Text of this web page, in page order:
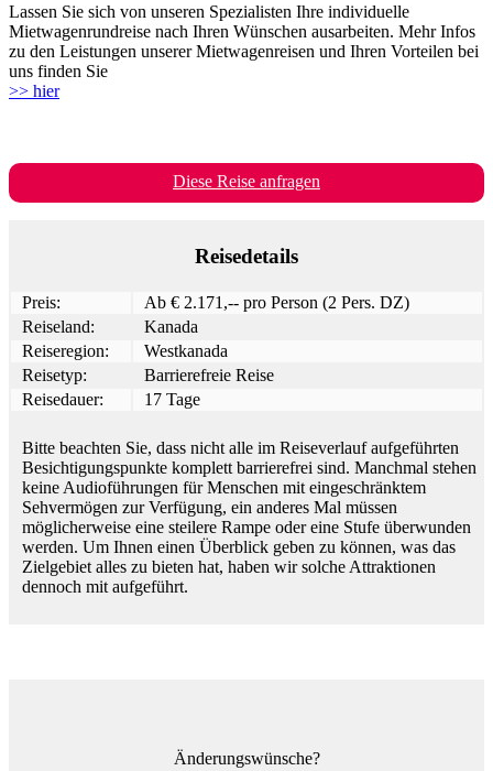
Lassen Sie sich von unseren Spezialisten Ihre individuelle
Mietwagenrundreise nach Ihren Wünschen ausarbeiten. Mehr Infos
zu den Leistungen unserer Mietwagenreisen und Ihren Vorteilen bei
uns finden Sie
>> hier
Diese Reise anfragen
Reisedetails
Preis:
Ab € 2.171,-- pro Person (2 Pers. DZ)
Reiseland:
Kanada
Reiseregion:
Westkanada
Reisetyp:
Barrierefreie Reise
Reisedauer:
17 Tage
Bitte beachten Sie, dass nicht alle im Reiseverlauf aufgeführten
Besichtigungspunkte komplett barrierefrei sind. Manchmal stehen
keine Audioführungen für Menschen mit eingeschränktem
Sehvermögen zur Verfügung, ein anderes Mal müssen
möglicherweise eine steilere Rampe oder eine Stufe überwunden
werden. Um Ihnen einen Überblick geben zu können, was das
Zielgebiet alles zu bieten hat, haben wir solche Attraktionen
dennoch mit aufgeführt.
Änderungswünsche?